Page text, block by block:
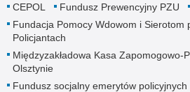
CEPOL
Fundusz Prewencyjny PZU
Fundacja Pomocy Wdowom i Sierotom
Policjantach
Międzyzakładowa Kasa Zapomogowo-
Olsztynie
Fundusz socjalny emerytów policyjnych